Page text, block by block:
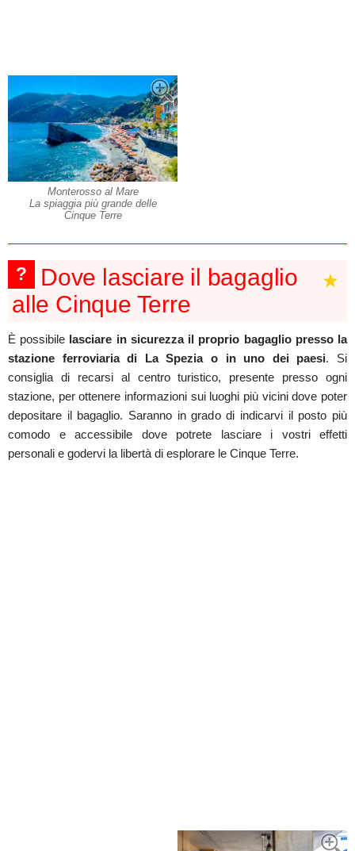
Monterosso al Mare
La spiaggia più grande delle
Cinque Terre
?
Dove lasciare il bagaglio
alle Cinque Terre
È possibile lasciare in sicurezza il proprio bagaglio presso la
stazione ferroviaria di La Spezia o in uno dei paesi. Si
consiglia di recarsi al centro turistico, presente presso ogni
stazione, per ottenere informazioni sui luoghi più vicini dove poter
depositare il bagaglio. Saranno in grado di indicarvi il posto più
comodo e accessibile dove potrete lasciare i vostri effetti
personali e godervi la libertà di esplorare le Cinque Terre.